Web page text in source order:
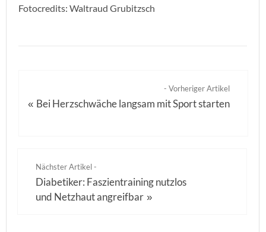
Fotocredits: Waltraud Grubitzsch
- Vorheriger Artikel
« Bei Herzschwäche langsam mit Sport starten
Nächster Artikel -
Diabetiker: Faszientraining nutzlos
und Netzhaut angreifbar »